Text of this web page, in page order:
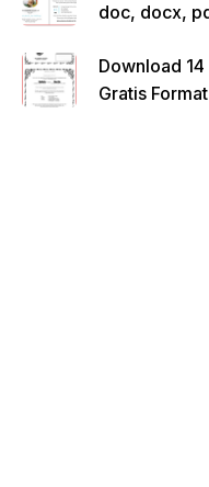
doc, docx,
Download
Gratis